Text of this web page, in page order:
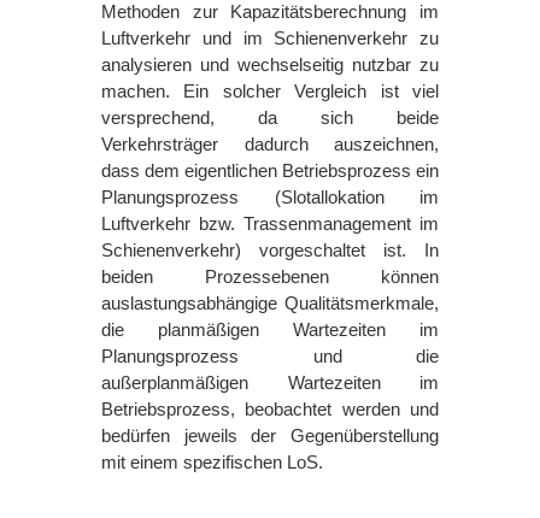
Methoden zur Kapazitätsberechnung im
Luftverkehr und im Schienenverkehr zu
analysieren und wechselseitig nutzbar zu
machen. Ein solcher Vergleich ist viel
versprechend, da sich beide
Verkehrsträger dadurch auszeichnen,
dass dem eigentlichen Betriebsprozess ein
Planungsprozess (Slotallokation im
Luftverkehr bzw. Trassenmanagement im
Schienenverkehr) vorgeschaltet ist. In
beiden Prozessebenen können
auslastungsabhängige Qualitätsmerkmale,
die planmäßigen Wartezeiten im
Planungsprozess und die
außerplanmäßigen Wartezeiten im
Betriebsprozess, beobachtet werden und
bedürfen jeweils der Gegenüberstellung
mit einem spezifischen LoS.